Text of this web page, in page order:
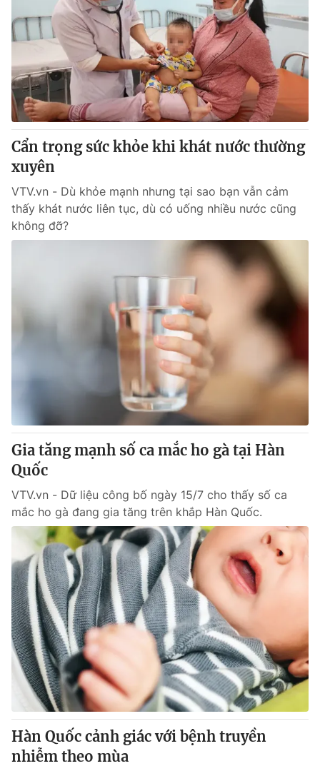
Cẩn trọng sức khỏe khi khát nước thường
xuyên
VTV.vn - Dù khỏe mạnh nhưng tại sao bạn vẫn cảm
thấy khát nước liên tục, dù có uống nhiều nước cũng
không đỡ?
Gia tăng mạnh số ca mắc ho gà tại Hàn
Quốc
VTV.vn - Dữ liệu công bố ngày 15/7 cho thấy số ca
mắc ho gà đang gia tăng trên khắp Hàn Quốc.
Hàn Quốc cảnh giác với bệnh truyền
nhiễm theo mùa